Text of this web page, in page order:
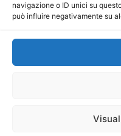
navigazione o ID unici su
può influire negativamente su